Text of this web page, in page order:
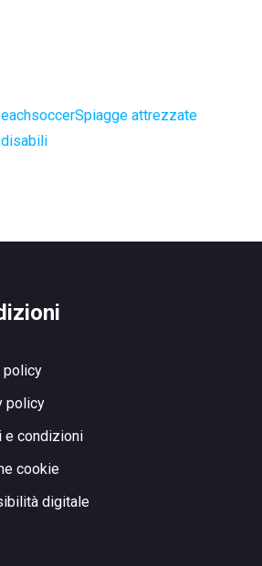
Spiagge attrezzate
policy
policy
e condizioni
cookie
digitale